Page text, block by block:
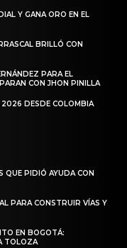
Y GANA ORO EN EL
BRILLÓ CON
PARA EL
CON JHON PINILLA
2026 DESDE COLOMBIA
QUE PIDIÓ AYUDA CON
PARA CONSTRUIR VÍAS Y
EN BOGOTÁ:
TOLOZA